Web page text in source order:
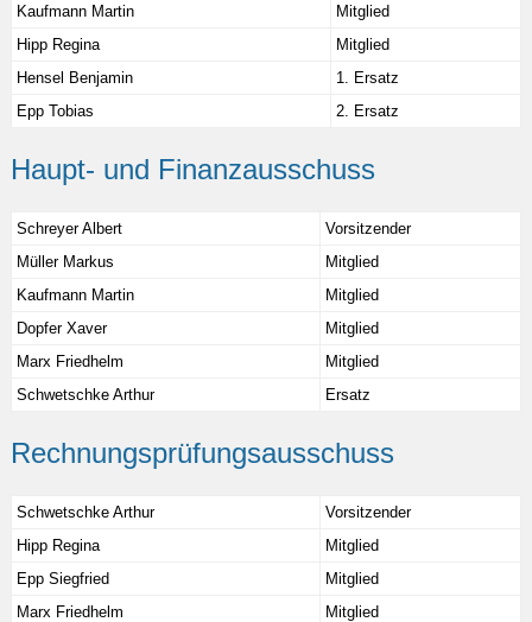
Kaufmann Martin
Mitglied
Hipp Regina
Mitglied
Hensel Benjamin
1. Ersatz
Epp Tobias
2. Ersatz
Haupt- und Finanzausschuss
Schreyer Albert
Vorsitzender
Müller Markus
Mitglied
Kaufmann Martin
Mitglied
Dopfer Xaver
Mitglied
Marx Friedhelm
Mitglied
Schwetschke Arthur
Ersatz
Rechnungsprüfungsausschuss
Schwetschke Arthur
Vorsitzender
Hipp Regina
Mitglied
Epp Siegfried
Mitglied
Marx Friedhelm
Mitglied